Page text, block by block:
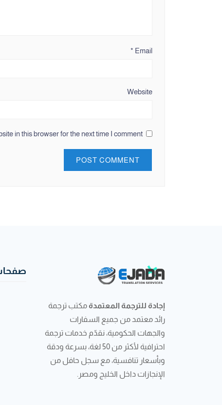
Email
*
Website
in this browser for the next time I comment.
إجادة للترجمة المعتمدة مكتب ترجمة
رائد معتمد من جميع السفارات
والجهات الحكومية، نقدّم خدمات ترجمة
احترافية لأكثر من 50 لغة، بسرعة ودقة
وبأسعار تنافسية، مع سجل حافل من
الإنجازات داخل الخليج ومصر.